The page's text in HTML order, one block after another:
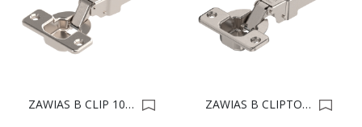
ZAWIAS B CLIP 100' DN 71M2550 0001033 ZAWIAS B CLIPTOP KĄTOWY DN 71T9550 0001135